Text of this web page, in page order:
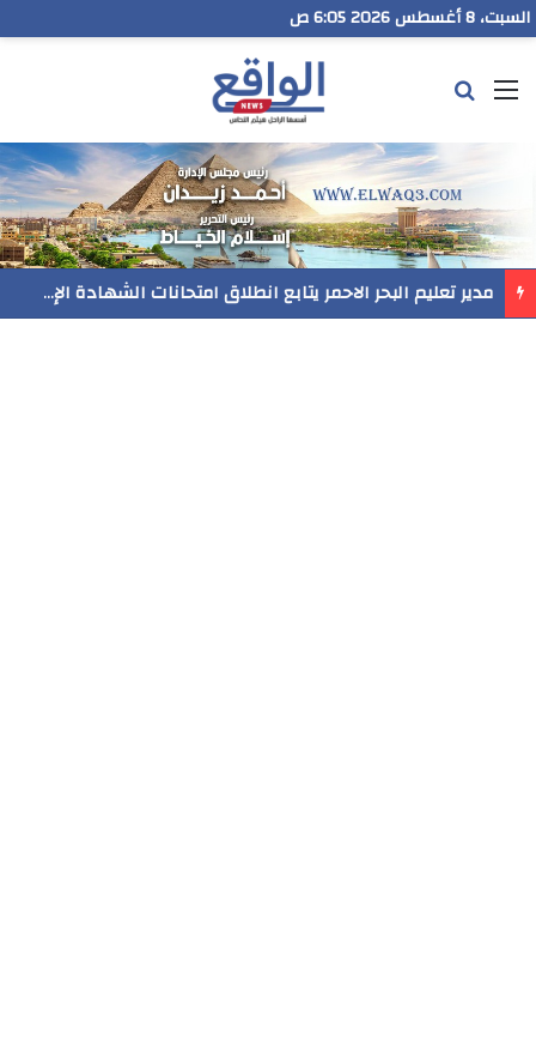
السبت، 8 أغسطس 2026 6:05 ص
القائمة
مدير تعليم البحر الاحمر يتابع انطلاق امتحانات الشهادة الإعدادية ويؤكد: الانضباط